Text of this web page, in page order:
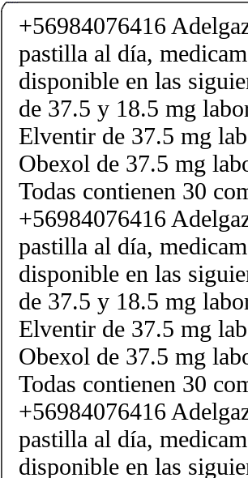
+56984076416
pastilla al día,
disponible en las
de 37.5 y 18.5 mg
Elventir de 37.5 mg
Obexol de 37.5 mg
Todas contienen 30
+56984076416
pastilla al día,
disponible en las
de 37.5 y 18.5 mg
Elventir de 37.5 mg
Obexol de 37.5 mg
Todas contienen 30
+56984076416
pastilla al día,
disponible en las